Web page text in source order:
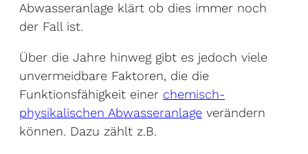
Abwasseranlage klärt ob dies immer noch
der Fall ist.
Über die Jahre hinweg gibt es jedoch viele
unvermeidbare Faktoren, die die
Funktionsfähigkeit einer chemisch-
physikalischen Abwasseranlage verändern
können. Dazu zählt z.B.